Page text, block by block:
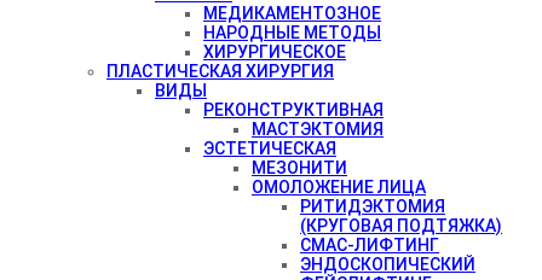
МЕДИКАМЕНТОЗНОЕ
НАРОДНЫЕ МЕТОДЫ
ХИРУРГИЧЕСКОЕ
ПЛАСТИЧЕСКАЯ ХИРУРГИЯ
ВИДЫ
РЕКОНСТРУКТИВНАЯ
МАСТЭКТОМИЯ
ЭСТЕТИЧЕСКАЯ
МЕЗОНИТИ
ОМОЛОЖЕНИЕ ЛИЦА
РИТИДЭКТОМИЯ
(КРУГОВАЯ ПОДТЯЖКА)
СМАС-ЛИФТИНГ
ЭНДОСКОПИЧЕСКИЙ